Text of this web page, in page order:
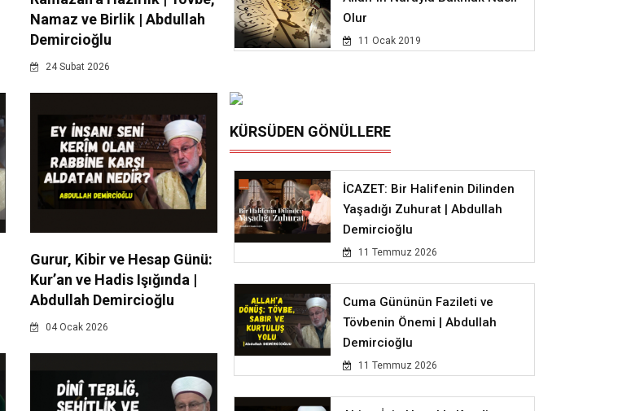
Namaz ve Birlik | Abdullah
Demircioğlu
24 Subat 2026
Gurur, Kibir ve Hesap Günü:
Kur’an ve Hadis Işığında |
Abdullah Demircioğlu
04 Ocak 2026
Olur
11 Ocak 2019
KÜRSÜDEN GÖNÜLLERE
İCAZET: Bir Halifenin Dilinden
Yaşadığı Zuhurat | Abdullah
Demircioğlu
11 Temmuz 2026
Cuma Gününün Fazileti ve
Tövbenin Önemi | Abdullah
Demircioğlu
11 Temmuz 2026